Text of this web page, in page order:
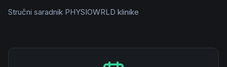
Stručni saradnik PHYSIOWRLD klinike